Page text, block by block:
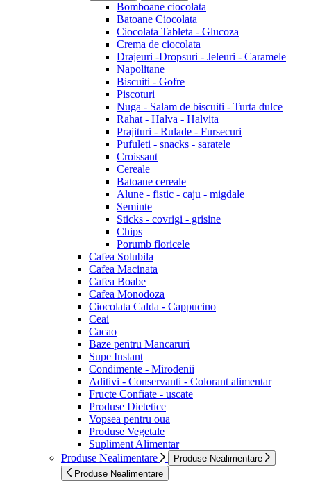
Bomboane ciocolata
Batoane Ciocolata
Ciocolata Tableta - Glucoza
Crema de ciocolata
Drajeuri -Dropsuri - Jeleuri - Caramele
Napolitane
Biscuiti - Gofre
Piscoturi
Nuga - Salam de biscuiti - Turta dulce
Rahat - Halva - Halvita
Prajituri - Rulade - Fursecuri
Pufuleti - snacks - saratele
Croissant
Cereale
Batoane cereale
Alune - fistic - caju - migdale
Seminte
Sticks - covrigi - grisine
Chips
Porumb floricele
Cafea Solubila
Cafea Macinata
Cafea Boabe
Cafea Monodoza
Ciocolata Calda - Cappucino
Ceai
Cacao
Baze pentru Mancaruri
Supe Instant
Condimente - Mirodenii
Aditivi - Conservanti - Colorant alimentar
Fructe Confiate - uscate
Produse Dietetice
Vopsea pentru oua
Produse Vegetale
Supliment Alimentar
Produse Nealimentare
Produse Nealimentare
Produse Nealimentare